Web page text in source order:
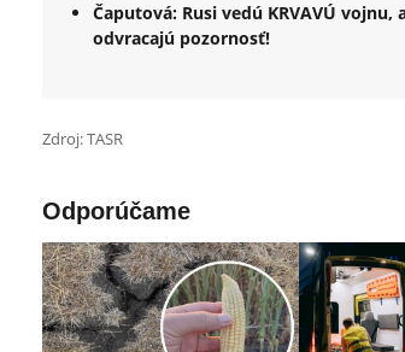
Čaputová: Rusi vedú KRVAVÚ vojnu,
odvracajú pozornosť!
Zdroj: TASR
Odporúčame